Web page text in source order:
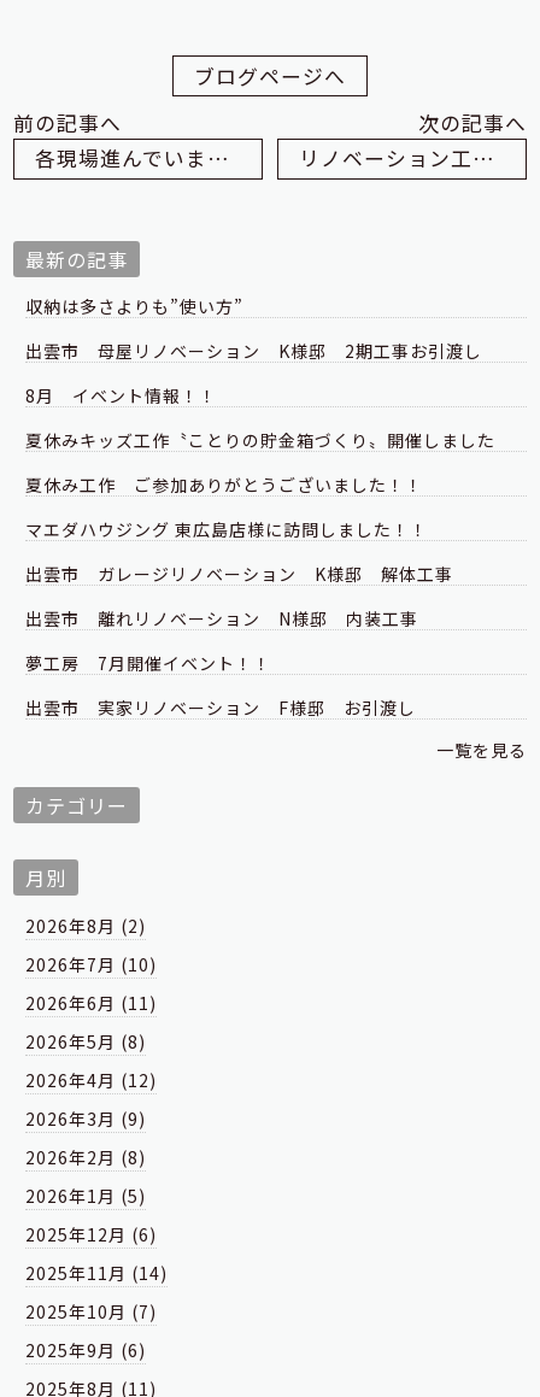
ブログページへ
前の記事へ
各現場進んでいます！
次の記事へ
リノベーション工事が始まりました！ in 松江
最新の記事
収納は多さよりも”使い方”
出雲市 母屋リノベーション K様邸 2期工事お引渡し
8月 イベント情報！！
夏休みキッズ工作〝ことりの貯金箱づくり〟開催しました
夏休み工作 ご参加ありがとうございました！！
マエダハウジング 東広島店様に訪問しました！！
出雲市 ガレージリノベーション K様邸 解体工事
出雲市 離れリノベーション N様邸 内装工事
夢工房 7月開催イベント！！
出雲市 実家リノベーション F様邸 お引渡し
一覧を見る
カテゴリー
月別
2026年8月 (2)
2026年7月 (10)
2026年6月 (11)
2026年5月 (8)
2026年4月 (12)
2026年3月 (9)
2026年2月 (8)
2026年1月 (5)
2025年12月 (6)
2025年11月 (14)
2025年10月 (7)
2025年9月 (6)
2025年8月 (11)